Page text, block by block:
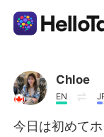
Aplicación
AI Grammar
Chloe
EN
今日は初めて